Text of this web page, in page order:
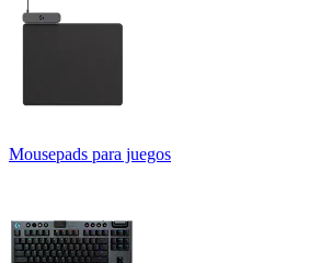
Mousepads para juegos